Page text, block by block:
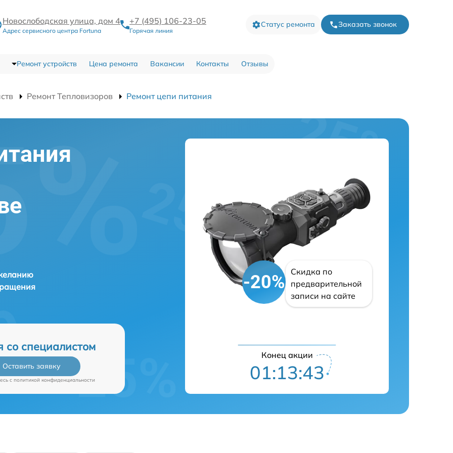
Новослободская улица, дом 4
Адрес сервисного центра Fortuna
+7 (495) 106-23-05
Горячая линия
Статус ремонта Заказать звонок
Ремонт устройств Цена ремонта Вакансии Контакты Отзывы
Ремонт Тепловизоров Ремонт цепи питания
со специалистом
Оставить заявку
c политикой конфиденциальности
-20%
Скидка по
предварительной
записи на сайте
Конец акции
01:13:42